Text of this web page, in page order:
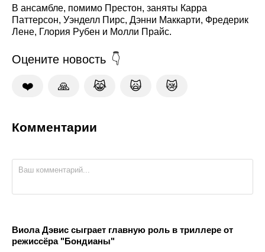
В ансамбле, помимо Престон, заняты Карра
Паттерсон, Уэнделл Пирс, Дэнни Маккарти, Фредерик
Лене, Глория Рубен и Молли Прайс.
Оцените новость
❤️ 🙏 😹 🙀 😿
Комментарии
Виола Дэвис сыграет главную роль в триллере от
режиссёра "Бондианы"